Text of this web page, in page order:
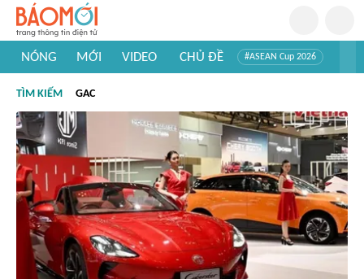
NÓNG MỚI VIDEO CHỦ ĐỀ #ASEAN Cup 2026
#Khám phá Việt Nam
TÌM KIẾM GAC